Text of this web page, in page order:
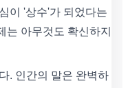
이 '상수'가 되었다는
는 아무것도 확신하지
. 인간의 말은 완벽하